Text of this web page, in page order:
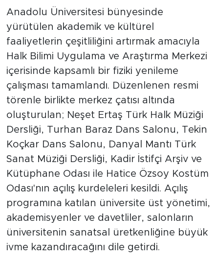
Anadolu Üniversitesi bünyesinde
yürütülen akademik ve kültürel
faaliyetlerin çeşitliliğini artırmak amacıyla
Halk Bilimi Uygulama ve Araştırma Merkezi
içerisinde kapsamlı bir fiziki yenileme
çalışması tamamlandı. Düzenlenen resmi
törenle birlikte merkez çatısı altında
oluşturulan; Neşet Ertaş Türk Halk Müziği
Dersliği, Turhan Baraz Dans Salonu, Tekin
Koçkar Dans Salonu, Danyal Mantı Türk
Sanat Müziği Dersliği, Kadir İstifçi Arşiv ve
Kütüphane Odası ile Hatice Özsoy Kostüm
Odası'nın açılış kurdeleleri kesildi. Açılış
programına katılan üniversite üst yönetimi,
akademisyenler ve davetliler, salonların
üniversitenin sanatsal üretkenliğine büyük
ivme kazandıracağını dile getirdi.